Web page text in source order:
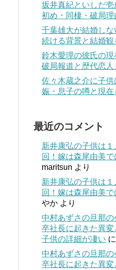
坂井真紀といしだ
初め・同棲・破局
千葉雄大が結婚し
続ける背景と結婚観
鈴木愛理の彼氏の
破局報道と歴代恋人
佐々木蔵之介に子
娠・息子の噂と現在
最近のコメント
新井康弘の子供は１
回！嫁は森尾由美で
maritsun より
新井康弘の子供は１
回！嫁は森尾由美で
やか より
中村あずさの旦那
卒社長に起きた異変
子供の詳細が凄い に
中村あずさの旦那
卒社長に起きた異変